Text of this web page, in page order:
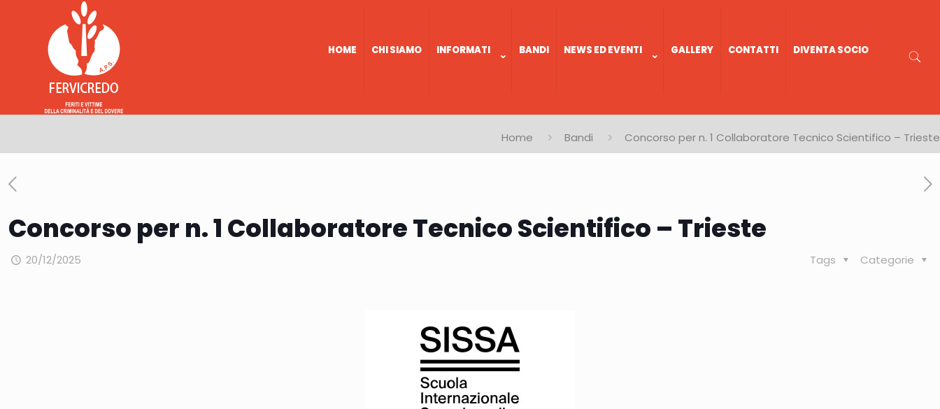
HOME CHI SIAMO INFORMATI BANDI NEWS ED EVENTI GALLERY CONTATTI DIVENTA SOCIO
Home Bandi Concorso per n. 1 Collaboratore Tecnico Scientifico – Trieste
Concorso per n. 1 Collaboratore Tecnico Scientifico – Trieste
20/12/2025 Categorie
Tags